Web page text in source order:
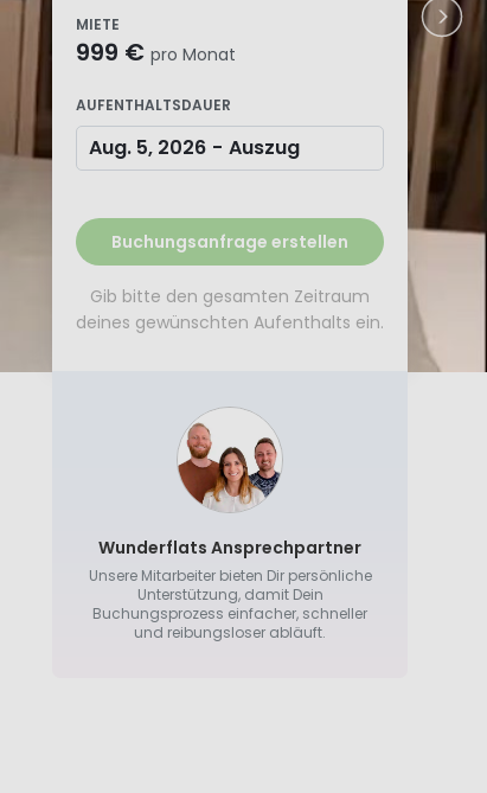
MIETE
999 € pro Monat
AUFENTHALTSDAUER
Aug. 5, 2026 - Auszug
Buchungsanfrage erstellen
Gib bitte den gesamten Zeitraum
deines gewünschten Aufenthalts ein.
Wunderflats Ansprechpartner
Unsere Mitarbeiter bieten Dir persönliche
Unterstützung, damit Dein
Buchungsprozess einfacher, schneller
und reibungsloser abläuft.